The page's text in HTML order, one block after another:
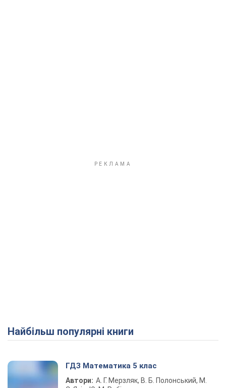
Найбільш популярні книги
ГДЗ Математика 5 клас
Автори: А. Г. Мерзляк, В. Б. Полонський, М.